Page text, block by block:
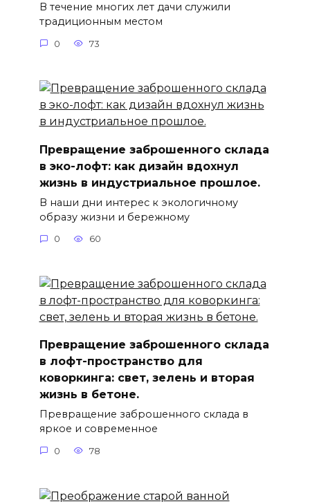
В течение многих лет дачи служили
традиционным местом
0 73
Превращение заброшенного склада
в эко-лофт: как дизайн вдохнул
жизнь в индустриальное прошлое.
В наши дни интерес к экологичному
образу жизни и бережному
0 60
Превращение заброшенного склада
в лофт-пространство для
коворкинга: свет, зелень и вторая
жизнь в бетоне.
Превращение заброшенного склада в
яркое и современное
0 78